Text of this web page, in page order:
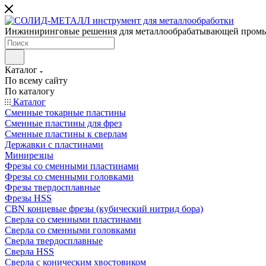
Инжиниринговые решения для металлообрабатывающей
Каталог
По всему сайту
По каталогу
Каталог
Сменные токарные пластины
Сменные пластины для фрез
Сменные пластины к сверлам
Державки с пластинами
Минирезцы
Фрезы со сменными пластинами
Фрезы со сменными головками
Фрезы твердосплавные
Фрезы HSS
CBN концевые фрезы (кубический нитрид бора)
Сверла со сменными пластинами
Сверла со сменными головками
Сверла твердосплавные
Сверла HSS
Сверла с коническим хвостовиком